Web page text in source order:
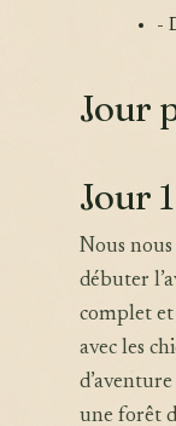
-
Jour
Jour
Nous
débuter
complet et
avec les
une forêt